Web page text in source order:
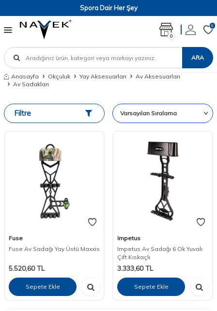
Spora Dair Her Şey
ARA
0
0
Anasayfa Okçuluk Yay Aksesuarları
Av Aksesuarları
Av Sadakları
Filtre
Fuse
Fuse Av Sadağı Yay Üstü Maxxis
5.520,60TL
Sepete Ekle
Impetus
Impetus Av Sadağı 6 Ok Yuvalı
Çift Kıskaçlı
3.333,60TL
Sepete Ekle